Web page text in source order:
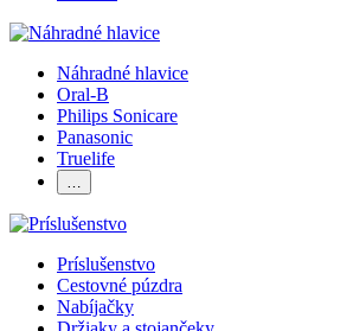
Náhradné hlavice
Oral-B
Philips Sonicare
Panasonic
Truelife
…
Príslušenstvo
Cestovné púzdra
Nabíjačky